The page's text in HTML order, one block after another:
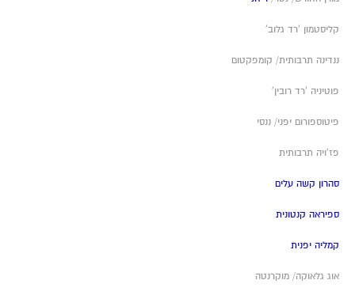
קליסטמון 'רד גלוב'
ננדינה תרבותית/ קומפקטום
פוטיניה 'רד רובין'
פיטוספורום יפני/ ננסי
פז'ויה תרבותית
סהרון קשה עלים
ספיראה קנטונית
קמליה יפנית
אוג גלאוקה/ מוקרנטה